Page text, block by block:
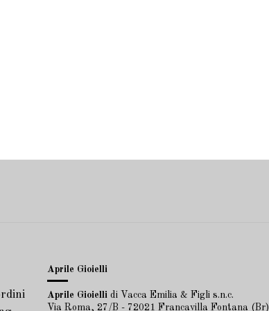
Aprile Gioielli
Aprile Gioielli di Vacca Emilia & Figli s.n.c.
Via Roma, 27/B - 72021 Francavilla Fontana (Br)